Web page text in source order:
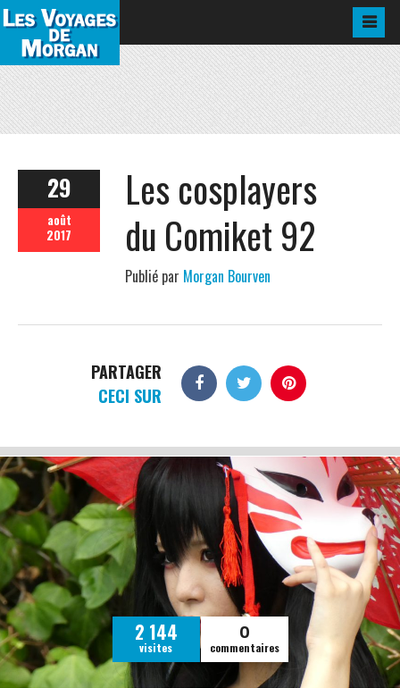
29
août
2017
Les cosplayers
du Comiket 92
Publié par Morgan Bourven
PARTAGER
CECI SUR
2 144
visites
0
commentaires